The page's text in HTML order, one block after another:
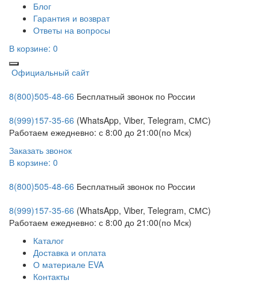
Блог
Гарантия и возврат
Ответы на вопросы
В корзине: 0
Официальный сайт
8(800)505-48-66 Бесплатный звонок по России
8(999)157-35-66 (WhatsApp, Viber, Telegram, СМС)
Работаем ежедневно: с 8:00 до 21:00(по Мск)
Заказать звонок
В корзине: 0
8(800)505-48-66 Бесплатный звонок по России
8(999)157-35-66 (WhatsApp, Viber, Telegram, СМС)
Работаем ежедневно: с 8:00 до 21:00(по Мск)
Каталог
Доставка и оплата
О материале EVA
Контакты